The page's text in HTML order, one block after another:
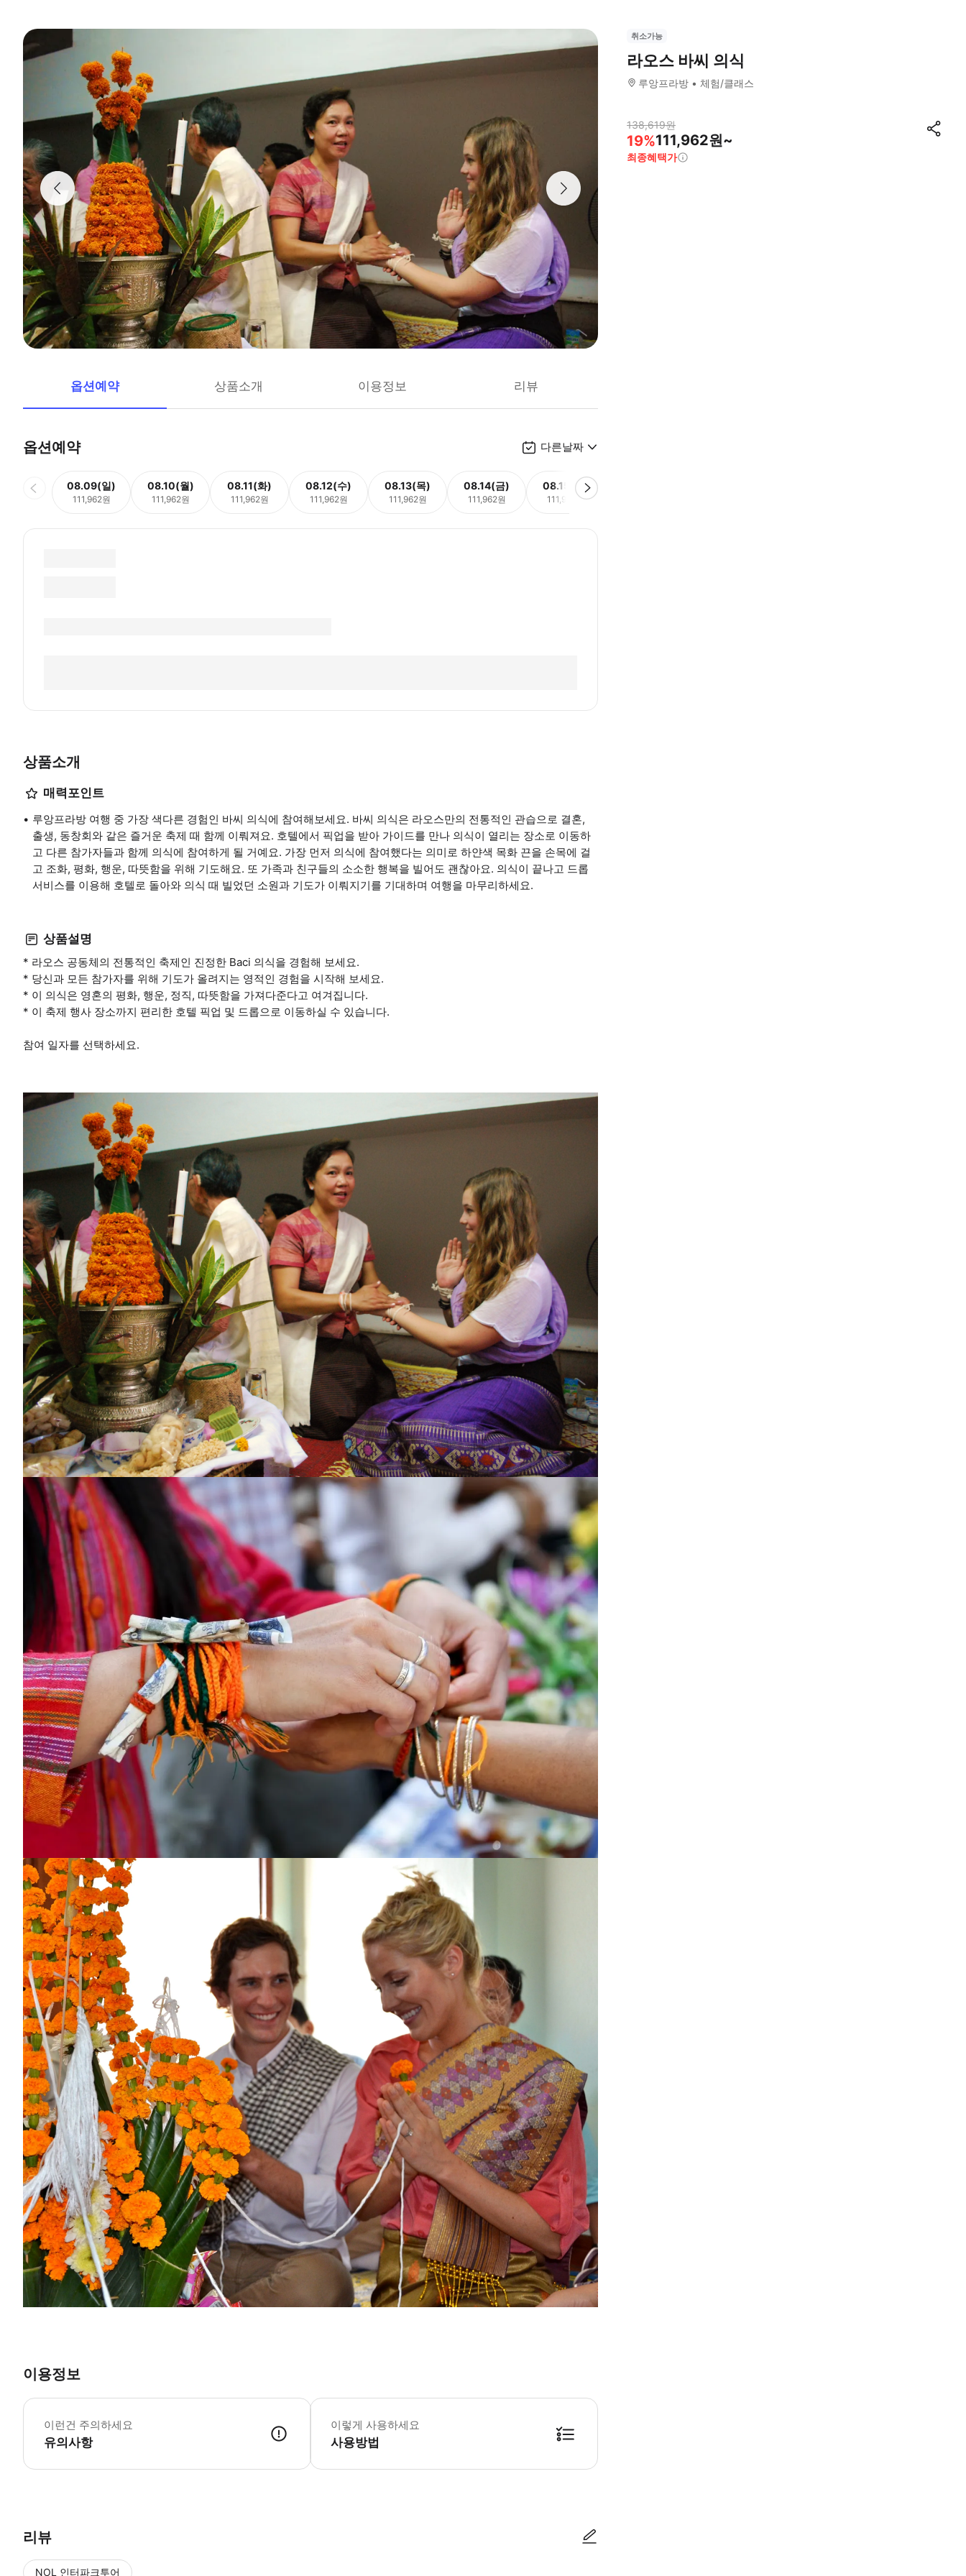
옵션예약 상품소개 이용정보 리뷰
옵션예약 다른날짜
08.09(일)
111,962원
08.10(월)
111,962원
08.11(화)
111,962원
08.12(수)
111,962원
08.13(목)
111,962원
08.14(금)
111,962원
08.15(토)
111,962원
상품소개
매력포인트
루앙프라방 여행 중 가장 색다른 경험인 바씨 의식에 참여해보세요. 바씨 의식은 라오스만의 전통적인 관습으로 결혼,
출생, 동창회와 같은 즐거운 축제 때 함께 이뤄져요. 호텔에서 픽업을 받아 가이드를 만나 의식이 열리는 장소로 이동하
고 다른 참가자들과 함께 의식에 참여하게 될 거예요. 가장 먼저 의식에 참여했다는 의미로 하얀색 목화 끈을 손목에 걸
고 조화, 평화, 행운, 따뜻함을 위해 기도해요. 또 가족과 친구들의 소소한 행복을 빌어도 괜찮아요. 의식이 끝나고 드롭
서비스를 이용해 호텔로 돌아와 의식 때 빌었던 소원과 기도가 이뤄지기를 기대하며 여행을 마무리하세요.
상품설명
* 라오스 공동체의 전통적인 축제인 진정한 Baci 의식을 경험해 보세요.
* 당신과 모든 참가자를 위해 기도가 올려지는 영적인 경험을 시작해 보세요.
* 이 의식은 영혼의 평화, 행운, 정직, 따뜻함을 가져다준다고 여겨집니다.
* 이 축제 행사 장소까지 편리한 호텔 픽업 및 드롭으로 이동하실 수 있습니다.
참여 일자를 선택하세요.
이용정보
이런건 주의하세요
유의사항
이렇게 사용하세요
사용방법
리뷰
NOL 인터파크투어
취소가능
라오스 바씨 의식
루앙프라방 체험/클래스
138,619원
19%111,962원~
최종혜택가